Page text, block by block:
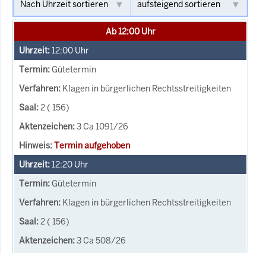
Ab 12:00 Uhr
12:00 Uhr
Gütetermin
Klagen in bürgerlichen Rechtsstreitigkeiten
2 ( 156)
3 Ca 1091/26
Termin aufgehoben
12:20 Uhr
Gütetermin
Klagen in bürgerlichen Rechtsstreitigkeiten
2 ( 156)
3 Ca 508/26